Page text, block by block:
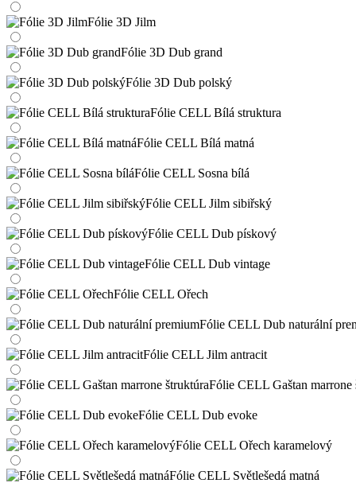
Fólie 3D Jilm
Fólie 3D Dub grand
Fólie 3D Dub polský
Fólie CELL Bílá struktura
Fólie CELL Bílá matná
Fólie CELL Sosna bílá
Fólie CELL Jilm sibiřský
Fólie CELL Dub pískový
Fólie CELL Dub vintage
Fólie CELL Ořech
Fólie CELL Dub naturální
Fólie CELL Jilm antracit
Fólie CELL Gaštan marrone
Fólie CELL Dub evoke
Fólie CELL Ořech karamelový
Fólie CELL Světlešedá matná